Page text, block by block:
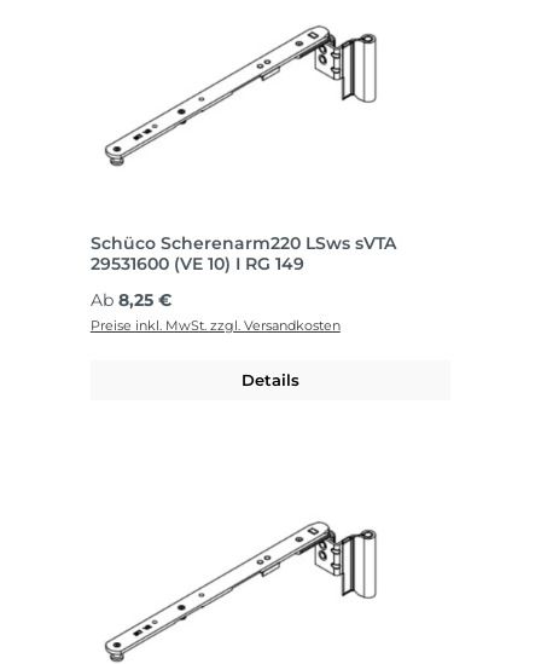
Schüco Scherenarm220 LSws sVTA
29531600 (VE 10) I RG 149
Regulärer Preis:
Ab 8,25 €
Preise inkl. MwSt. zzgl. Versandkosten
Details